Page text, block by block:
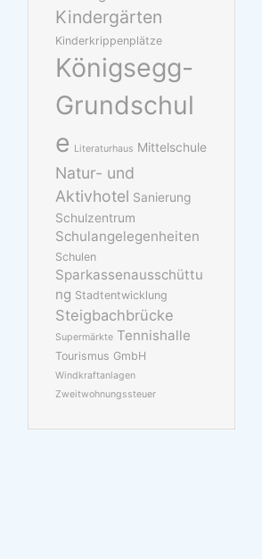
Kindergärten
Kinderkrippenplätze
Königsegg-
Grundschul
e Literaturhaus Mittelschule
Natur- und
Aktivhotel Sanierung
Schulzentrum
Schulangelegenheiten
Schulen
Sparkassenausschüttu
ng Stadtentwicklung
Steigbachbrücke
Supermärkte Tennishalle
Tourismus GmbH
Windkraftanlagen
Zweitwohnungssteuer